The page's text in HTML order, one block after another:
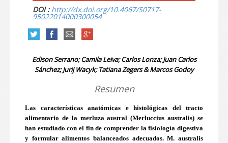
DOI : http://dx.doi.org/10.4067/S0717-
95022014000300054
Edison Serrano; Camila Leiva; Carlos Lonza; Juan Carlos
Sánchez; Jurij Wacyk; Tatiana Zegers & Marcos Godoy
Resumen
Las características anatómicas e histológicas del tracto
alimentario de la merluza austral (Merluccius australis) se
han estudiado con el fin de comprender la fisiología digestiva
y formular alimentos balanceados adecuados. M. australis